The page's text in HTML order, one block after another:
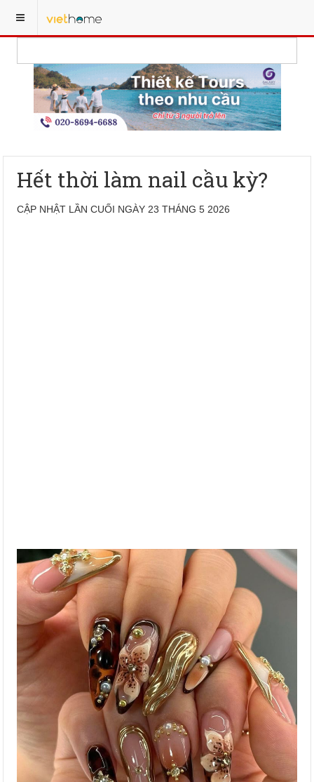
Hết thời làm nail cầu kỳ?
CẬP NHẬT LẦN CUỐI NGÀY 23 THÁNG 5 2026